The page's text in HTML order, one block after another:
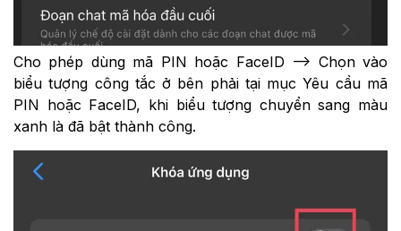
Cho phép dùng mã PIN hoặc FaceID --> Chọn vào
biểu tượng công tắc ở bên phải tại mục Yêu cầu mã
PIN hoặc FaceID, khi biểu tượng chuyển sang màu
xanh là đã bật thành công.